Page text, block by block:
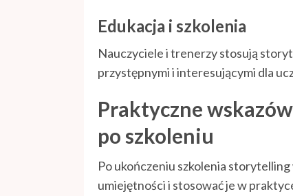
Edukacja i szkolenia
Nauczyciele i trenerzy stosują
przystępnymi i interesującymi dla
Praktyczne
po szkoleniu
Po ukończeniu szkolenia
umiejętności i stosować je w